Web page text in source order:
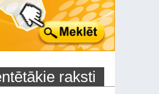
raksti